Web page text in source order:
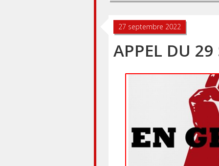
27 septembre 2022
APPEL DU 29